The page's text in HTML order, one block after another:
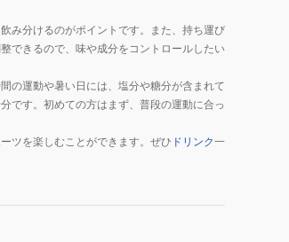
み分けるのがポイントです。また、持ち運び
できるので、味や成分をコントロールしたい
の運動や暑い日には、塩分や糖分が含まれて
です。初めての方はまず、普段の運動に合っ
ツを楽しむことができます。ぜひ ドリンク一